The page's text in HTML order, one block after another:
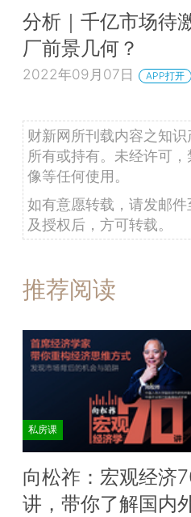
分析｜千亿市场待
厂前景几何？
2022年09月07日 APP打开
财新网所刊载内容之知
所有或持有。未经许可
像等任何使用。
如有意愿转载，请发邮件
及授权后，方可转载。
推荐阅读
私房课
向松祚：宏观经济
讲，带你了解国内